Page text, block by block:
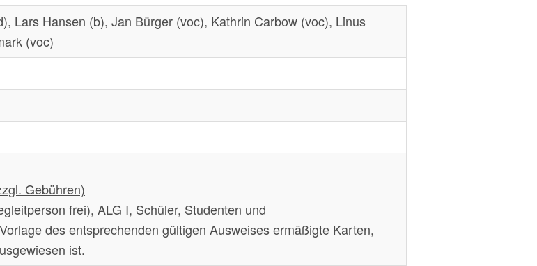
Lars Hansen (b), Jan Bürger (voc), Kathrin Carbow (voc), Linus
(voc)
Gebühren)
frei), ALG I, Schüler, Studenten und
des entsprechenden gültigen Ausweises ermäßigte Karten,
ist.